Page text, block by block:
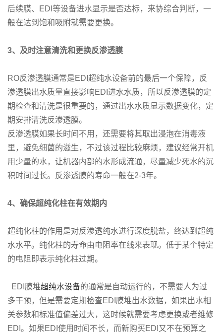
后续膜、EDI等设备进水显示是否达标，来协综合判断，一
般在达到饱和吸附就需要更换。
3、及时注意清洗和更换反渗透膜
RO反渗透膜通常是EDI超纯水设备前的最后一个保障，反
渗透膜出水质量直接影响EDI进水水质，所以反渗透膜的定
期检查和清洗是很重要的，通过出水水质显示数据变化，定
期安排清洗反渗透膜。
反渗透膜如果长时间不用，还需要将其取出浸泡在消毒液
里，避免细菌的滋生，不过该过程比较麻烦，建议经常开机
用少量的水，让机器内部的水形成流通，尽量减少死水的沉
积时间过长。反渗透膜的寿命一般在2-3年。
4、确保超纯化柱在有效期内
超纯化柱的作用是对反渗透纯水进行深度脱盐，终达到超纯
水水平。纯化柱的寿命由电阻率在线来表现。低于某个特定
的电阻即表示纯化柱过期。
EDI膜堆超纯水设备的通常是自动运行的，不需要人为过
多干预，但是需要定期检查EDI膜堆出水数据，如果出水相
关参数和标准值偏差过大，这时候就需要考虑更换或者维修
EDI。如果EDI使用时间不长，而新购买EDI又不在预算之